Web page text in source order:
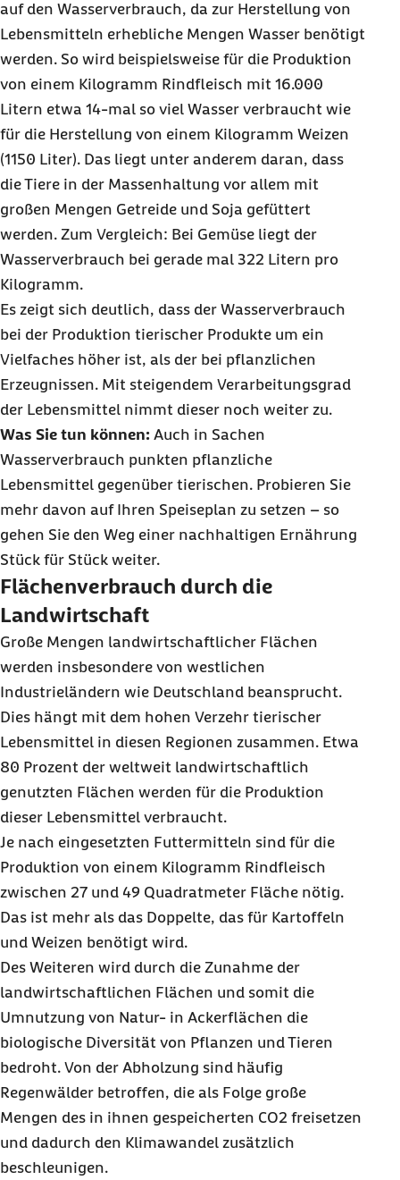
auf den Wasserverbrauch, da zur Herstellung von
Lebensmitteln erhebliche Mengen Wasser benötigt
werden. So wird beispielsweise für die Produktion
von einem Kilogramm Rindfleisch mit 16.000
Litern etwa 14-mal so viel Wasser verbraucht wie
für die Herstellung von einem Kilogramm Weizen
(1150 Liter). Das liegt unter anderem daran, dass
die Tiere in der Massenhaltung vor allem mit
großen Mengen Getreide und Soja gefüttert
werden. Zum Vergleich: Bei Gemüse liegt der
Wasserverbrauch bei gerade mal 322 Litern pro
Kilogramm.
Es zeigt sich deutlich, dass der Wasserverbrauch
bei der Produktion tierischer Produkte um ein
Vielfaches höher ist, als der bei pflanzlichen
Erzeugnissen. Mit steigendem Verarbeitungsgrad
der Lebensmittel nimmt dieser noch weiter zu.
Was Sie tun können: Auch in Sachen
Wasserverbrauch punkten pflanzliche
Lebensmittel gegenüber tierischen. Probieren Sie
mehr davon auf Ihren Speiseplan zu setzen – so
gehen Sie den Weg einer nachhaltigen Ernährung
Stück für Stück weiter.
Flächenverbrauch durch die
Landwirtschaft
Große Mengen landwirtschaftlicher Flächen
werden insbesondere von westlichen
Industrieländern wie Deutschland beansprucht.
Dies hängt mit dem hohen Verzehr tierischer
Lebensmittel in diesen Regionen zusammen. Etwa
80 Prozent der weltweit landwirtschaftlich
genutzten Flächen werden für die Produktion
dieser Lebensmittel verbraucht.
Je nach eingesetzten Futtermitteln sind für die
Produktion von einem Kilogramm Rindfleisch
zwischen 27 und 49 Quadratmeter Fläche nötig.
Das ist mehr als das Doppelte, das für Kartoffeln
und Weizen benötigt wird.
Des Weiteren wird durch die Zunahme der
landwirtschaftlichen Flächen und somit die
Umnutzung von Natur- in Ackerflächen die
biologische Diversität von Pflanzen und Tieren
bedroht. Von der Abholzung sind häufig
Regenwälder betroffen, die als Folge große
Mengen des in ihnen gespeicherten CO2 freisetzen
und dadurch den Klimawandel zusätzlich
beschleunigen.